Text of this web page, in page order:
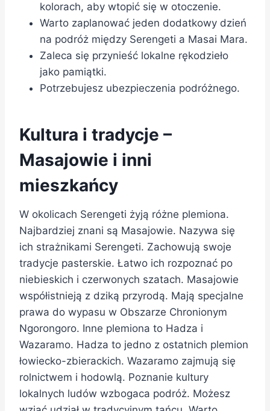
kolorach, aby wtopić się w otoczenie.
Warto zaplanować jeden dodatkowy dzień
na podróż między Serengeti a Masai Mara.
Zaleca się przynieść lokalne rękodzieło
jako pamiątki.
Potrzebujesz ubezpieczenia podróżnego.
Kultura i tradycje –
Masajowie i inni
mieszkańcy
W okolicach Serengeti żyją różne plemiona.
Najbardziej znani są Masajowie. Nazywa się
ich strażnikami Serengeti. Zachowują swoje
tradycje pasterskie. Łatwo ich rozpoznać po
niebieskich i czerwonych szatach. Masajowie
współistnieją z dziką przyrodą. Mają specjalne
prawa do wypasu w Obszarze Chronionym
Ngorongoro. Inne plemiona to Hadza i
Wazaramo. Hadza to jedno z ostatnich plemion
łowiecko-zbierackich. Wazaramo zajmują się
rolnictwem i hodowlą. Poznanie kultury
lokalnych ludów wzbogaca podróż. Możesz